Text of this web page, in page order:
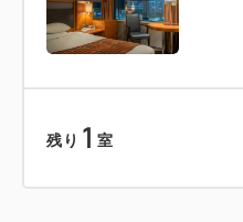
りいたします。
・有線LAN/Wi-Fiインタ
・空気清浄機付加湿器完備
残り 1 室